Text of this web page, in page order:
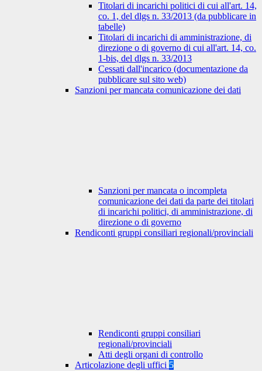
Titolari di incarichi politici di cui all'art. 14,
co. 1, del dlgs n. 33/2013 (da pubblicare in
tabelle)
Titolari di incarichi di amministrazione, di
direzione o di governo di cui all'art. 14, co.
1-bis, del dlgs n. 33/2013
Cessati dall'incarico (documentazione da
pubblicare sul sito web)
Sanzioni per mancata comunicazione dei dati
Sanzioni per mancata o incompleta
comunicazione dei dati da parte dei titolari
di incarichi politici, di amministrazione, di
direzione o di governo
Rendiconti gruppi consiliari regionali/provinciali
Rendiconti gruppi consiliari
regionali/provinciali
Atti degli organi di controllo
Articolazione degli uffici 5